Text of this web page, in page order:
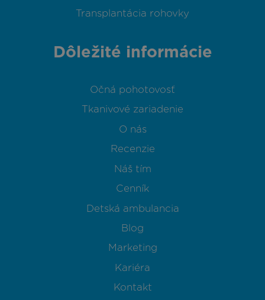
Transplantácia rohovky
Dôležité informácie
Očná pohotovosť
Tkanivové zariadenie
O nás
Recenzie
Náš tím
Cenník
Detská ambulancia
Blog
Marketing
Kariéra
Kontakt